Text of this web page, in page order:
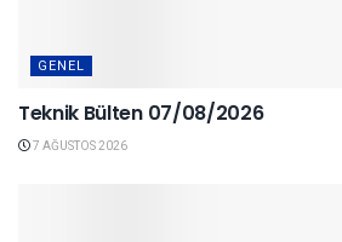
GENEL
Teknik Bülten 07/08/2026
7 AĞUSTOS 2026